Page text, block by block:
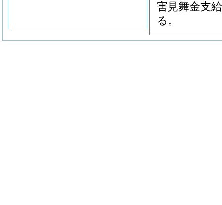
害見舞金支
る。